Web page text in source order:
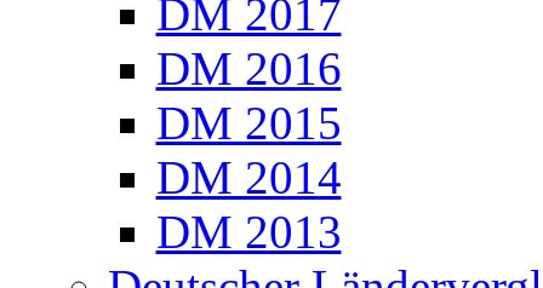
DM 2017
DM 2016
DM 2015
DM 2014
DM 2013